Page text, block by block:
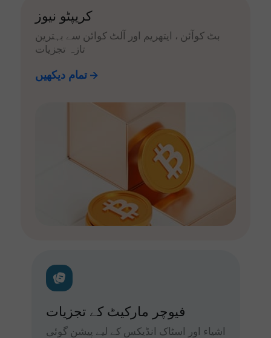
کریپٹو نیوز
بٹ کوآئن ، ایتھریم اور آلٹ کوائن سے بہترین
تازہ تجزیات
تمام دیکھیں
فیوچر مارکیٹ کے تجزیات
اشیاء اور اسٹاک انڈیکس کے لیے پیشن گوئی